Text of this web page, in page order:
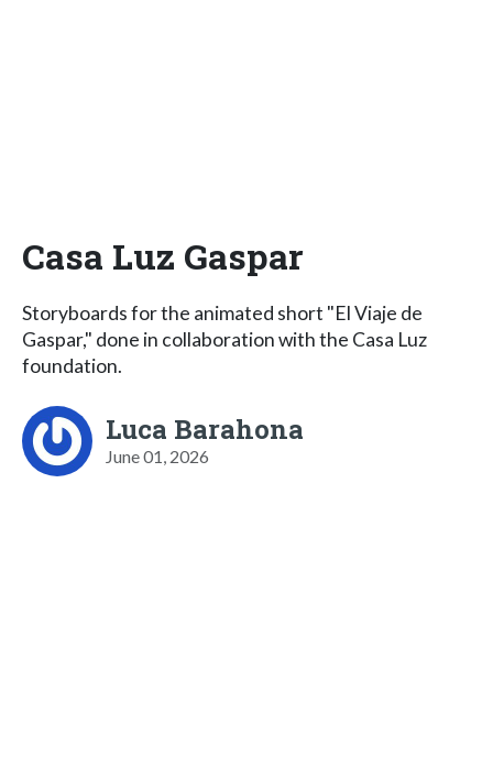
Casa Luz Gaspar
Storyboards for the animated short "El Viaje de
Gaspar," done in collaboration with the Casa Luz
foundation.
Luca Barahona
June 01, 2026